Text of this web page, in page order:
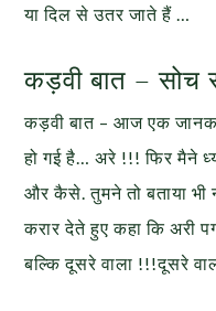
या दिल से उतर जाते हैं …
कड़वी बात –
कड़वी बात – आज एक
हो गई है… अरे !!! फिर मैने
और कैसे. तुमने तो बताया
करार देते हुए कहा कि अरी
बल्कि दूसरे वाला !!!दूसरे